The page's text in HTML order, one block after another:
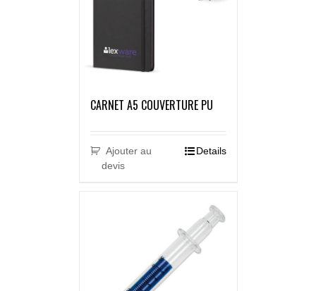
CARNET A5 COUVERTURE PU
Ajouter au
devis
Details